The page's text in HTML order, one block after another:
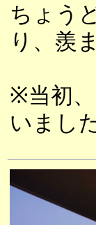
ちょう
り、羨
※当初
いまし